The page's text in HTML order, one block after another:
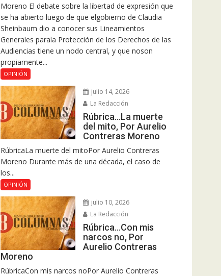
Moreno El debate sobre la libertad de expresión que
se ha abierto luego de que elgobierno de Claudia
Sheinbaum dio a conocer sus Lineamientos
Generales parala Protección de los Derechos de las
Audiencias tiene un nodo central, y que noson
propiamente...
OPINIÓN
julio 14, 2026
La Redacción
Rúbrica…La muerte
del mito, Por Aurelio
Contreras Moreno
RúbricaLa muerte del mitoPor Aurelio Contreras
Moreno Durante más de una década, el caso de
los...
OPINIÓN
julio 10, 2026
La Redacción
Rúbrica…Con mis
narcos no, Por
Aurelio Contreras
Moreno
RúbricaCon mis narcos noPor Aurelio Contreras